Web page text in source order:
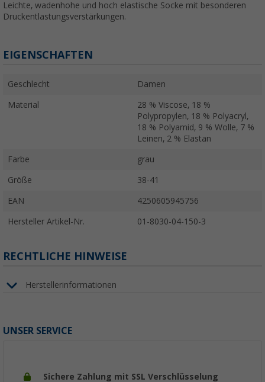
Leichte, wadenhohe und hoch elastische Socke mit besonderen
Druckentlastungsverstärkungen.
EIGENSCHAFTEN
Geschlecht Damen
Material
28 % Viscose, 18 %
Polypropylen, 18 % Polyacryl,
18 % Polyamid, 9 % Wolle, 7 %
Leinen, 2 % Elastan
Farbe grau
Größe 38-41
EAN 4250605945756
Hersteller Artikel-Nr. 01-8030-04-150-3
RECHTLICHE HINWEISE
Herstellerinformationen
UNSER SERVICE
Sichere Zahlung mit SSL Verschlüsselung